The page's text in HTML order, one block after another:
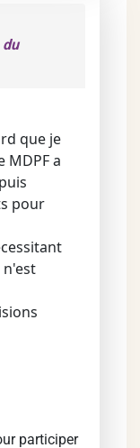
du
que je
MDPF a
pour
n'est
participer